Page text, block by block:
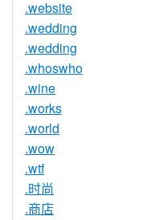
.website
.wedding
.wedding
.whoswho
.wine
.works
.world
.wow
.wtf
.时尚
.商店